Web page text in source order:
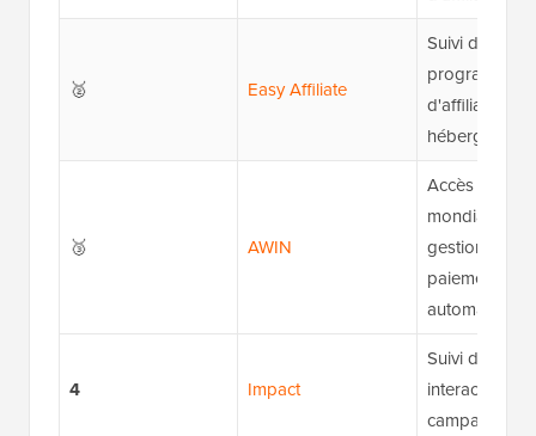
🥈 Easy Affiliate
Suivi des
programmes
d'affiliation
hébergés
🥉 AWIN
Accès à un
mondial
gestion des
paiements
automatisés
4 Impact
Suivi des
interactions
campagnes